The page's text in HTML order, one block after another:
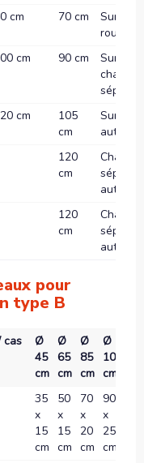
cm 70 cm
Sur
routes
cm 90 cm
Sur
cm
105
cm
Sur
120
cm
120
cm
pour
type B
cas
Ø
45
cm
Ø
65
cm
Ø
85
cm
Ø
105
cm
35
x
15
cm
50
x
15
cm
70
x
20
cm
90
x
25
cm